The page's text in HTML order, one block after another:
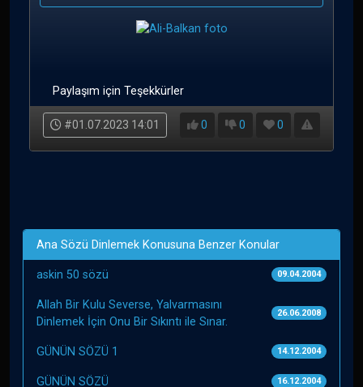
Paylaşım için Teşekkürler
#01.07.2023 14:01 0 0 0
Ana Sözü Dinlemek Konusuna Benzer Konular
askin 50 sözü 09.04.2004
Allah Bir Kulu Severse, Yalvarmasını
Dinlemek İçin Onu Bir Sıkıntı ile Sınar.
26.06.2008
GÜNÜN SÖZÜ 1 14.12.2004
GÜNÜN SÖZÜ 16.12.2004